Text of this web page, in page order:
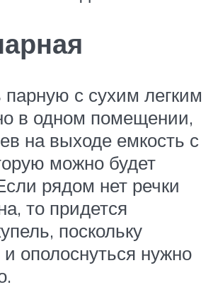
парную с сухим легким
в одном помещении,
на выходе емкость с
можно будет
рядом нет речки
то придется
поскольку
ополоснуться нужно